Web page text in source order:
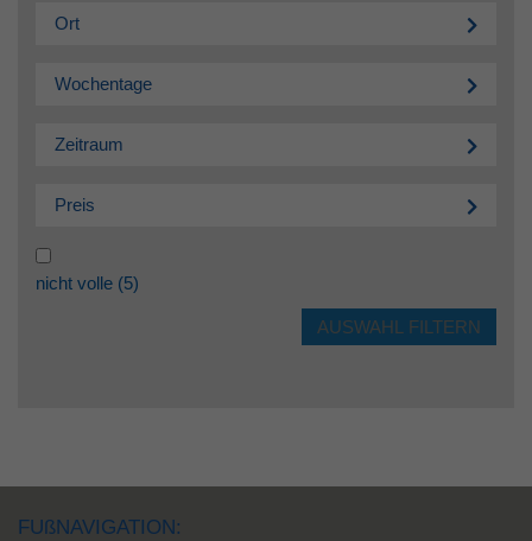
Ort
Wochentage
Zeitraum
Preis
nicht volle (5)
FUßNAVIGATION: